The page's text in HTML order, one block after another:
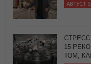
АВГУСТ
15
ТОМ,